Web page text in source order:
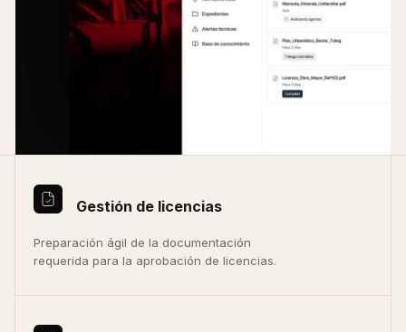
Gestión de licencias
Preparación ágil de la documentación
requerida para la aprobación de licencias.